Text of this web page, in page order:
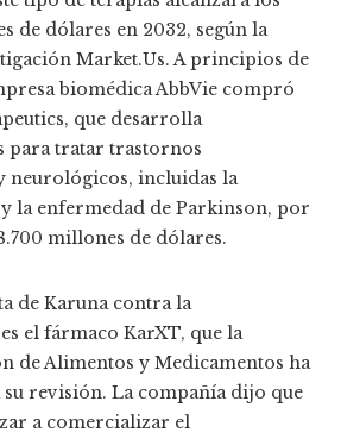
de dólares en 2032, según la
Market.Us. A principios de
biomédica AbbVie compró
que desarrolla
para tratar trastornos
neurológicos, incluidas la
la enfermedad de Parkinson, por
millones de dólares.
de Karuna contra la
el fármaco KarXT, que la
de Alimentos y Medicamentos ha
su revisión. La compañía dijo que
a comercializar el